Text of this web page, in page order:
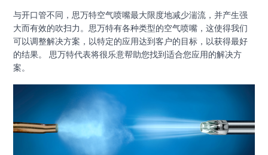
与开口管不同，思万特空气喷嘴最大限度地减少湍流，并产生强
大而有效的吹扫力。思万特有各种类型的空气喷嘴，这使得我们
可以调整解决方案，以特定的应用达到客户的目标，以获得最好
的结果。 思万特代表将很乐意帮助您找到适合您应用的解决方
案。